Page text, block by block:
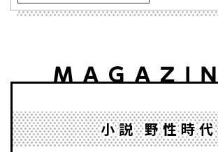
小説 野性時代